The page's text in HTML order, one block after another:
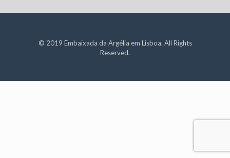
© 2019 Embaixada da Argélia em Lisboa. All Rights
Reserved.